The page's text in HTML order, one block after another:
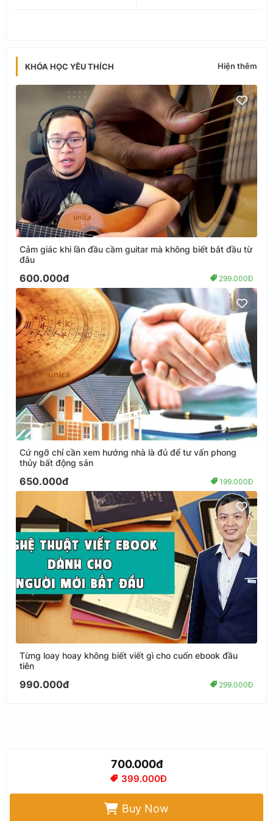
KHÓA HỌC YÊU THÍCH Hiện thêm
Cảm giác khi lần đầu cầm guitar mà không biết bắt đầu từ
đâu
600.000đ 299.000Đ
Cứ ngỡ chỉ cần xem hướng nhà là đủ để tư vấn phong
thủy bất động sản
650.000đ 199.000Đ
Từng loay hoay không biết viết gì cho cuốn ebook đầu
tiên
990.000đ 299.000Đ
700.000đ
399.000Đ
Buy Now